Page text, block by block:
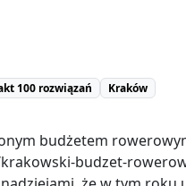
100 rozwiązań
Kraków
budżetem
budzet-